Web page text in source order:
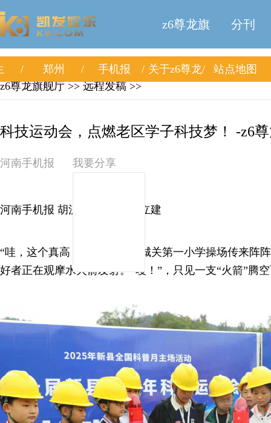
z6尊龙旗
舰厅
分刊
郑州 手机报 关于z6尊龙
站点地图
z6尊龙旗舰厅 >> 远程发稿 >>
科技运动会，点燃老区学子科技梦！ -z6
河南手机报 我要分享
河南手机报 胡汉科 通讯员 孙立建
“哇，这个真高！”信阳市新县城关第一小学操场传来阵
好者正在观摩水火箭发射。“嗖！”，只见一支“火箭”腾